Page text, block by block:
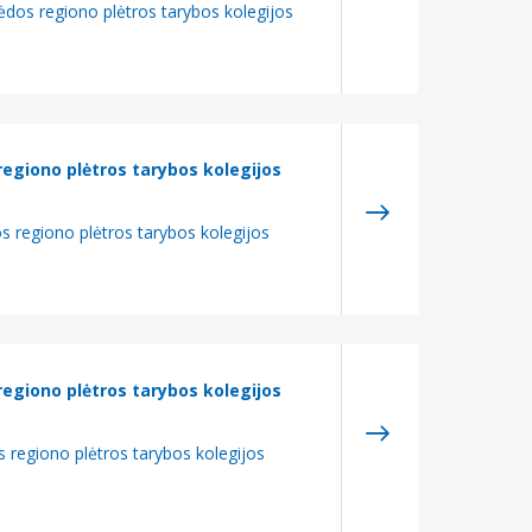
regiono plėtros tarybos kolegijos
plėtros tarybos kolegijos
regiono plėtros tarybos kolegijos
plėtros tarybos kolegijos
regiono plėtros tarybos kolegijos